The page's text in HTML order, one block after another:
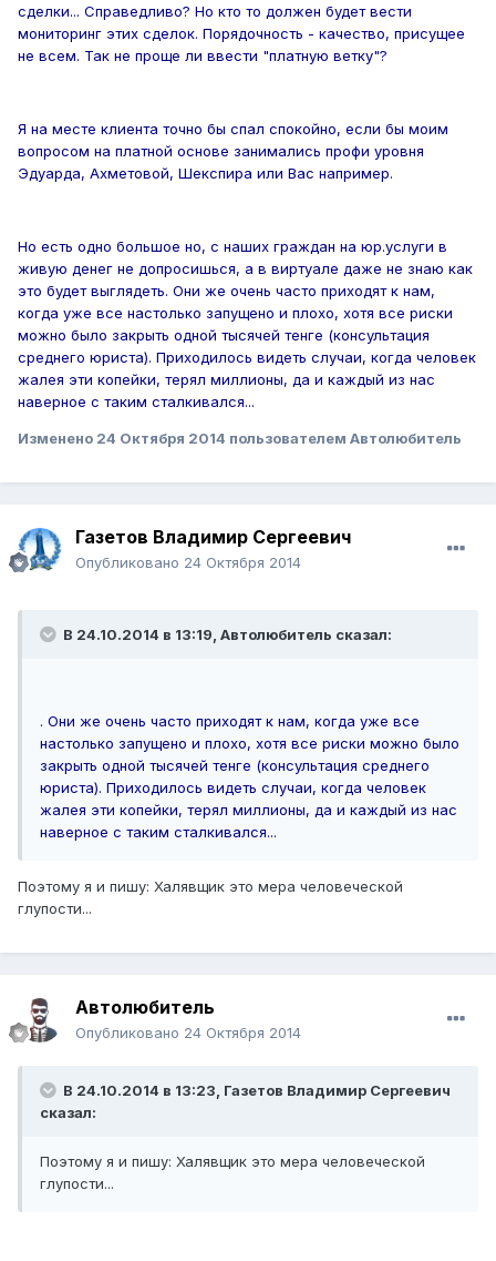
сделки... Справедливо? Но кто то должен будет вести
мониторинг этих сделок. Порядочность - качество, присущее
не всем. Так не проще ли ввести "платную ветку"?
Я на месте клиента точно бы спал спокойно, если бы моим
вопросом на платной основе занимались профи уровня
Эдуарда, Ахметовой, Шекспира или Вас например.
Но есть одно большое но, с наших граждан на юр.услуги в
живую денег не допросишься, а в виртуале даже не знаю как
это будет выглядеть. Они же очень часто приходят к нам,
когда уже все настолько запущено и плохо, хотя все риски
можно было закрыть одной тысячей тенге (консультация
среднего юриста). Приходилось видеть случаи, когда человек
жалея эти копейки, терял миллионы, да и каждый из нас
наверное с таким сталкивался...
Изменено 24 Октября 2014 пользователем Автолюбитель
Газетов Владимир Сергеевич
Опубликовано 24 Октября 2014
В 24.10.2014 в 13:19, Автолюбитель сказал:
. Они же очень часто приходят к нам, когда уже все
настолько запущено и плохо, хотя все риски можно было
закрыть одной тысячей тенге (консультация среднего
юриста). Приходилось видеть случаи, когда человек
жалея эти копейки, терял миллионы, да и каждый из нас
наверное с таким сталкивался...
Поэтому я и пишу: Халявщик это мера человеческой
глупости...
Автолюбитель
Опубликовано 24 Октября 2014
В 24.10.2014 в 13:23, Газетов Владимир Сергеевич
сказал:
Поэтому я и пишу: Халявщик это мера человеческой
глупости...